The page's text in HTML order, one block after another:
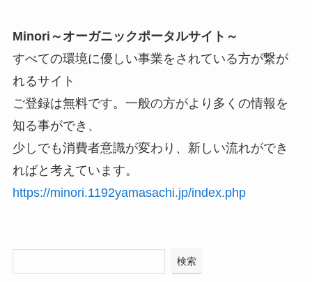
Minori～オーガニックポータルサイト～
すべての環境に優しい事業をされている方が繋が
れるサイト
ご登録は無料です。一般の方がより多くの情報を
知る事ができ、
少しでも消費者意識が変わり、新しい流れができ
ればと考えています。
https://minori.1192yamasachi.jp/index.php
検索